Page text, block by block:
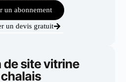
un abonnement
un devis gratuit
de site vitrine